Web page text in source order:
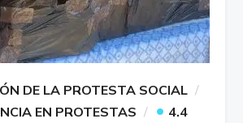
DE LA PROTESTA SOCIAL
EN PROTESTAS • 4.4